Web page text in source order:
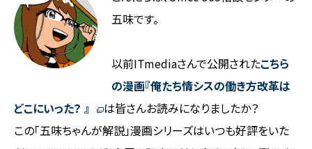
五味です。
以前ITmediaさんで公開されたこちら
の漫画『俺たち情シスの働き方改革は
どこにいった？ 』
は皆さんお読みになりましたか？
この「五味ちゃんが解説」漫画シリーズはいつも好評をいた